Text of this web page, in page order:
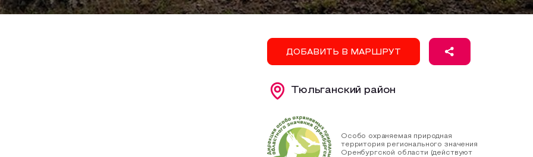
ДОБАВИТЬ В МАРШРУТ
Тюльганский район
Особо охраняемая природная
территория регионального значения
Оренбургской области (действуют